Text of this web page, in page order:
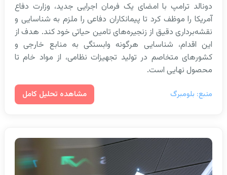
دونالد ترامپ با امضای یک فرمان اجرایی جدید، وزارت دفاع
آمریکا را موظف کرد تا پیمانکاران دفاعی را ملزم به شناسایی و
نقشه‌برداری دقیق از زنجیره‌های تامین حیاتی خود کند. هدف از
این اقدام، شناسایی هرگونه وابستگی به منابع خارجی و
کشورهای متخاصم در تولید تجهیزات نظامی، از مواد خام تا
محصول نهایی است.
منبع: بلومبرگ مشاهده تحلیل کامل